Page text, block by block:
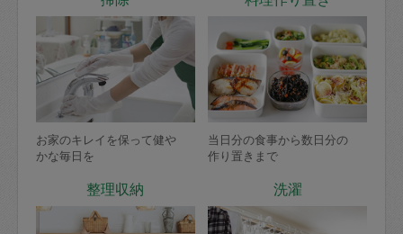
お家のキレイを保って健や
かな毎日を
当日分の食事から数日分の
作り置きまで
整理収納 洗濯